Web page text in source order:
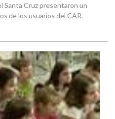
Santa Cruz presentaron un
de los usuarios del CAR.